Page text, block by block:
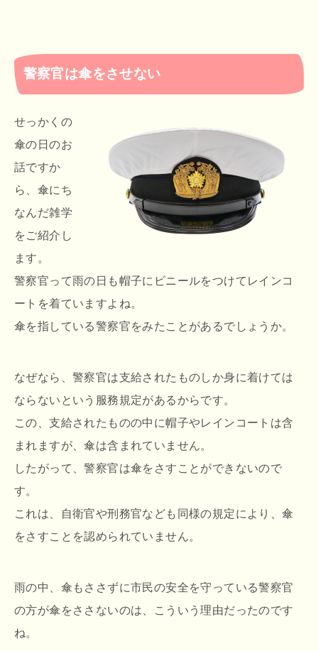
警察官は傘をさせない
せっかくの
傘の日のお
話ですか
ら、傘にち
なんだ雑学
をご紹介し
ます。
警察官って雨の日も帽子にビニールをつけてレインコ
ートを着ていますよね。
傘を指している警察官をみたことがあるでしょうか。
なぜなら、警察官は支給されたものしか身に着けては
ならないという服務規定があるからです。
この、支給されたものの中に帽子やレインコートは含
まれますが、傘は含まれていません。
したがって、警察官は傘をさすことができないので
す。
これは、自衛官や刑務官なども同様の規定により、傘
をさすことを認められていません。
雨の中、傘もささずに市民の安全を守っている警察官
の方が傘をささないのは、こういう理由だったのです
ね。